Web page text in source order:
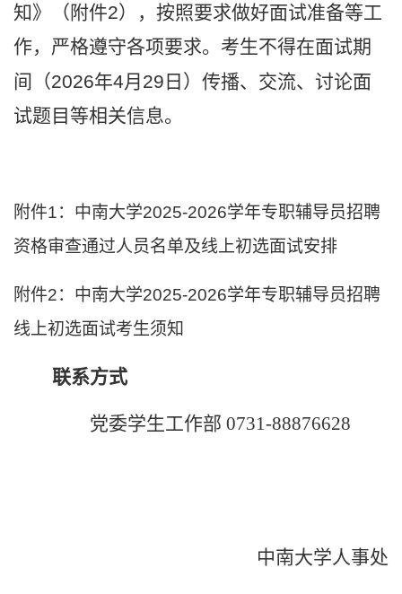
知》（附件2），按照要求做好面试准备等工
作，严格遵守各项要求。考生不得在面试期
间（2026年4月 29 日）传播、交流、讨论面
试题目等相关信息。
附件1：中南大学2025-2026学年专职辅导员招聘
资格审查通过人员名单及线上初选面试安排
附件2： 中南大学2025-2026学年专职辅导员招聘
线上初选面试考生须知
联系方式
党委学生工作部 0731-88876628
中南大学人事处